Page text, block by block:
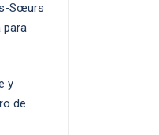
Sœurs
para
y
de